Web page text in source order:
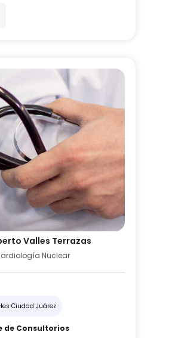
Valles Terrazas
Nuclear
Ciudad Juárez
de Consultorios